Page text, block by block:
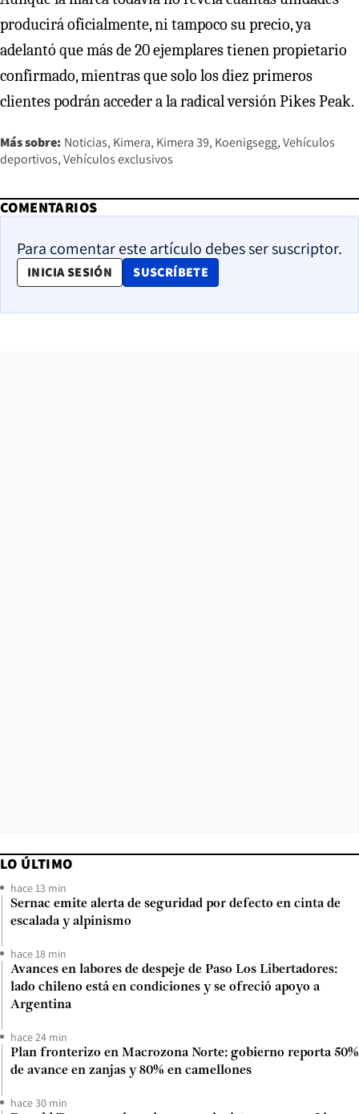
producirá oficialmente, ni tampoco su precio, ya
adelantó que más de 20 ejemplares tienen propietario
confirmado, mientras que solo los diez primeros
clientes podrán acceder a la radical versión Pikes Peak.
Más sobre: Noticias Kimera Kimera 39 Koenigsegg Vehículos
deportivos Vehículos exclusivos
COMENTARIOS
Para comentar este artículo debes ser suscriptor.
INICIA SESIÓN SUSCRÍBETE
OPENS IN NEW WINDOW
LO ÚLTIMO
hace 13 min
Sernac emite alerta de seguridad por defecto en cinta de
escalada y alpinismo
hace 18 min
Avances en labores de despeje de Paso Los Libertadores:
lado chileno está en condiciones y se ofreció apoyo a
Argentina
hace 24 min
Plan fronterizo en Macrozona Norte: gobierno reporta 50%
de avance en zanjas y 80% en camellones
hace 30 min